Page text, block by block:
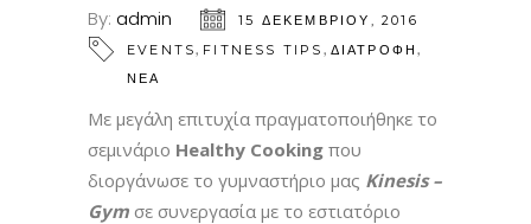
By: admin
15 ΔΕΚΕΜΒΡΊΟΥ, 2016
EVENTS, FITNESS TIPS , ΔΙΑΤΡΟΦΗ,
ΝΕΑ
Με μεγάλη επιτυχία πραγματοποιήθηκε το
σεμινάριο Healthy Cooking που
διοργάνωσε το γυμναστήριο μας Kinesis –
Gym σε συνεργασία με το εστιατόριο